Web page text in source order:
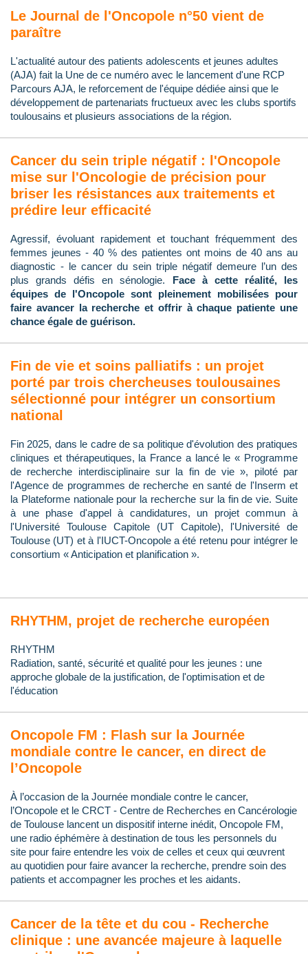
Le Journal de l'Oncopole n°50 vient de
paraître
L'actualité autour des patients adolescents et jeunes adultes
(AJA) fait la Une de ce numéro avec le lancement d'une RCP
Parcours AJA, le reforcement de l'équipe dédiée ainsi que le
développement de partenariats fructueux avec les clubs sportifs
toulousains et plusieurs associations de la région.
Cancer du sein triple négatif : l'Oncopole
mise sur l'Oncologie de précision pour
briser les résistances aux traitements et
prédire leur efficacité
Agressif, évoluant rapidement et touchant fréquemment des
femmes jeunes - 40 % des patientes ont moins de 40 ans au
diagnostic - le cancer du sein triple négatif demeure l’un des
plus grands défis en sénologie. Face à cette réalité, les
équipes de l'Oncopole sont pleinement mobilisées pour
faire avancer la recherche et offrir à chaque patiente une
chance égale de guérison.
Fin de vie et soins palliatifs : un projet
porté par trois chercheuses toulousaines
sélectionné pour intégrer un consortium
national
Fin 2025, dans le cadre de sa politique d'évolution des pratiques
cliniques et thérapeutiques, la France a lancé le « Programme
de recherche interdisciplinaire sur la fin de vie », piloté par
l'Agence de programmes de recherche en santé de l'Inserm et
la Plateforme nationale pour la recherche sur la fin de vie. Suite
à une phase d'appel à candidatures, un projet commun à
l'Université Toulouse Capitole (UT Capitole), l'Université de
Toulouse (UT) et à l'IUCT-Oncopole a été retenu pour intégrer le
consortium « Anticipation et planification ».
RHYTHM, projet de recherche européen
RHYTHM
Radiation, santé, sécurité et qualité pour les jeunes : une
approche globale de la justification, de l'optimisation et de
l'éducation
Oncopole FM : Flash sur la Journée
mondiale contre le cancer, en direct de
l’Oncopole
À l’occasion de la Journée mondiale contre le cancer,
l’Oncopole et le CRCT - Centre de Recherches en Cancérologie
de Toulouse lancent un dispositif interne inédit, Oncopole FM,
une radio éphémère à destination de tous les personnels du
site pour faire entendre les voix de celles et ceux qui œuvrent
au quotidien pour faire avancer la recherche, prendre soin des
patients et accompagner les proches et les aidants.
Cancer de la tête et du cou - Recherche
clinique : une avancée majeure à laquelle